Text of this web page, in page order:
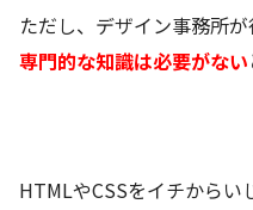
ただし、デザイン事務所
専門的な知識は必要がない
HTMLやCSSをイチからい